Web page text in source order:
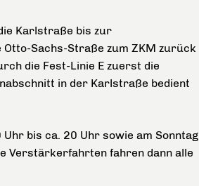
Karlstraße bis zur
Sachs-Straße zum ZKM zurück
die Fest-Linie E zuerst die
in der Karlstraße bedient
bis ca. 20 Uhr sowie am Sonntag
Verstärkerfahrten fahren dann alle